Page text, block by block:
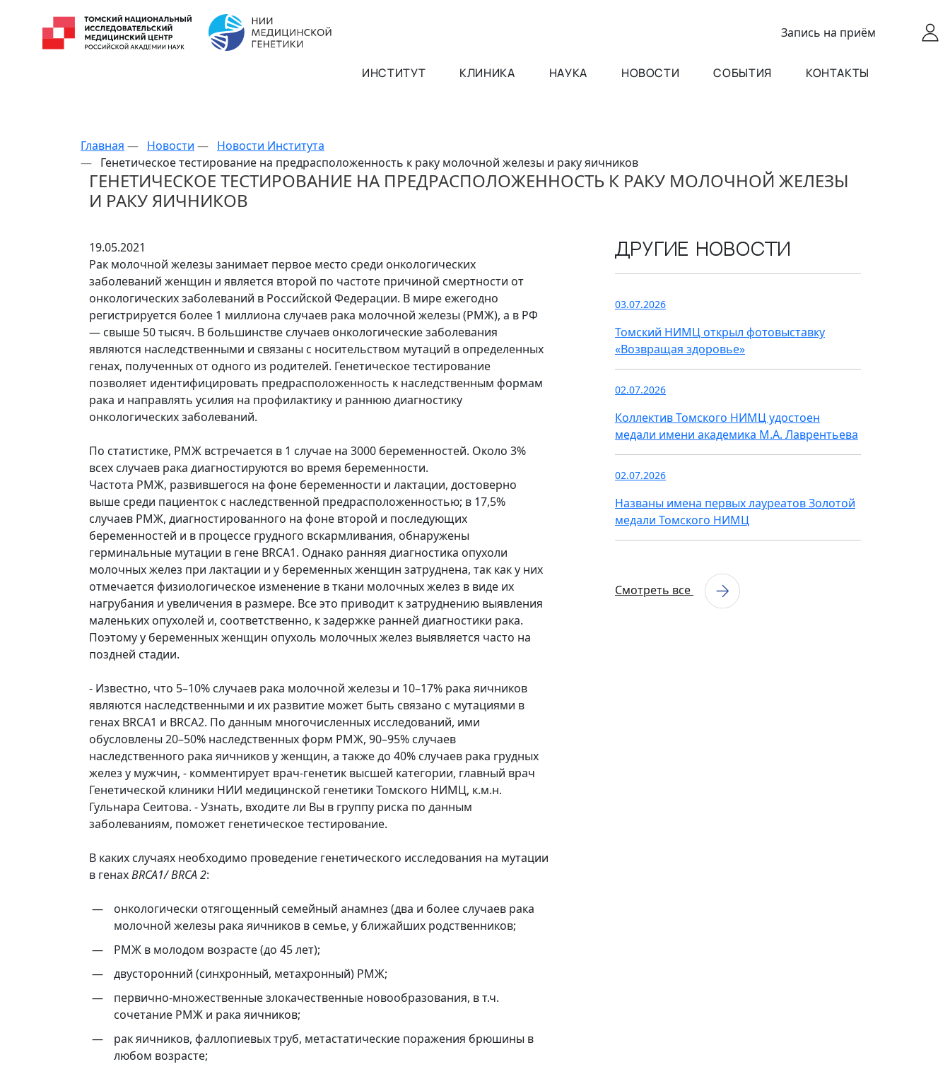
Запись на приём
ИНСТИТУТ КЛИНИКА НАУКА НОВОСТИ СОБЫТИЯ КОНТАКТЫ
Главная — Новости — Новости Института
— Генетическое тестирование на предрасположенность к раку молочной железы и раку яичников
ГЕНЕТИЧЕСКОЕ ТЕСТИРОВАНИЕ НА ПРЕДРАСПОЛОЖЕННОСТЬ К РАКУ МОЛОЧНОЙ ЖЕЛЕЗЫ
И РАКУ ЯИЧНИКОВ
19.05.2021
Рак молочной железы занимает первое место среди онкологических
заболеваний женщин и является второй по частоте причиной смертности от
онкологических заболеваний в Российской Федерации. В мире ежегодно
регистрируется более 1 миллиона случаев рака молочной железы (РМЖ), а в РФ
— свыше 50 тысяч. В большинстве случаев онкологические заболевания
являются наследственными и связаны с носительством мутаций в определенных
генах, полученных от одного из родителей. Генетическое тестирование
позволяет идентифицировать предрасположенность к наследственным формам
рака и направлять усилия на профилактику и раннюю диагностику
онкологических заболеваний.
По статистике, РМЖ встречается в 1 случае на 3000 беременностей. Около 3%
всех случаев рака диагностируются во время беременности.
Частота РМЖ, развившегося на фоне беременности и лактации, достоверно
выше среди пациенток с наследственной предрасположенностью; в 17,5%
случаев РМЖ, диагностированного на фоне второй и последующих
беременностей и в процессе грудного вскармливания, обнаружены
герминальные мутации в гене BRCA1. Однако ранняя диагностика опухоли
молочных желез при лактации и у беременных женщин затруднена, так как у них
отмечается физиологическое изменение в ткани молочных желез в виде их
нагрубания и увеличения в размере. Все это приводит к затруднению выявления
маленьких опухолей и, соответственно, к задержке ранней диагностики рака.
Поэтому у беременных женщин опухоль молочных желез выявляется часто на
поздней стадии.
- Известно, что 5–10% случаев рака молочной железы и 10–17% рака яичников
являются наследственными и их развитие может быть связано с мутациями в
генах BRCA1 и BRCA2. По данным многочисленных исследований, ими
обусловлены 20–50% наследственных форм РМЖ, 90–95% случаев
наследственного рака яичников у женщин, а также до 40% случаев рака грудных
желез у мужчин, - комментирует врач-генетик высшей категории, главный врач
Генетической клиники НИИ медицинской генетики Томского НИМЦ, к.м.н.
Гульнара Сеитова. - Узнать, входите ли Вы в группу риска по данным
заболеваниям, поможет генетическое тестирование.
В каких случаях необходимо проведение генетического исследования на мутации
в генахBRCA1/ BRCA 2:
онкологически отягощенный семейный анамнез (два и более случаев рака
молочной железы рака яичников в семье, у ближайших родственников;
РМЖ в молодом возрасте (до 45 лет);
двусторонний (синхронный, метахронный) РМЖ;
первично-множественные злокачественные новообразования, в т.ч.
сочетание РМЖ и рака яичников;
рак яичников, фаллопиевых труб, метастатические поражения брюшины в
любом возрасте;
Другие новости
03.07.2026
Томский НИМЦ открыл фотовыставку
«Возвращая здоровье»
02.07.2026
Коллектив Томского НИМЦ удостоен
медали имени академика М.А. Лаврентьева
02.07.2026
Названы имена первых лауреатов Золотой
медали Томского НИМЦ
Смотреть все